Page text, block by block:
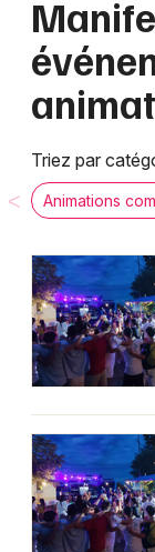
Grands
Activité &
Foires &
Spectacles
Concerts
Sports
Soirées
Sorties
Expos
Colmar
Lille
Lyon
Mulhouse
Nantes
Nice
Paris
Strasbourg
Toulouse
Toutes les
Triez par
Animations
Quand ?
Aujourd'hui